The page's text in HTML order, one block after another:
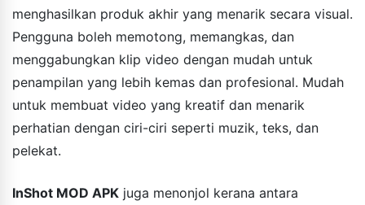
menghasilkan produk akhir yang menarik secara visual.
Pengguna boleh memotong, memangkas, dan
menggabungkan klip video dengan mudah untuk
penampilan yang lebih kemas dan profesional. Mudah
untuk membuat video yang kreatif dan menarik
perhatian dengan ciri-ciri seperti muzik, teks, dan
pelekat.
InShot MOD APK juga menonjol kerana antara